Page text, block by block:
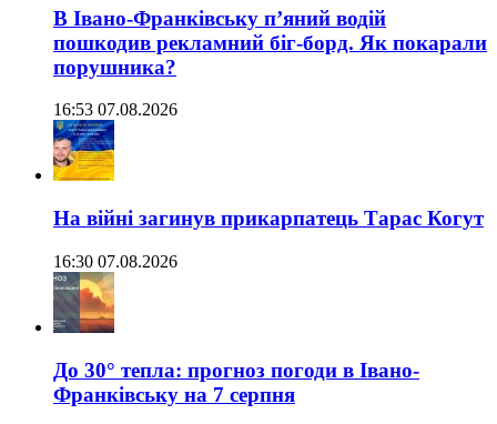
В Івано-Франківську п’яний водій
пошкодив рекламний біг-борд. Як покарали
порушника?
16:53 07.08.2026
На війні загинув прикарпатець Тарас Когут
16:30 07.08.2026
До 30° тепла: прогноз погоди в Івано-
Франківську на 7 серпня